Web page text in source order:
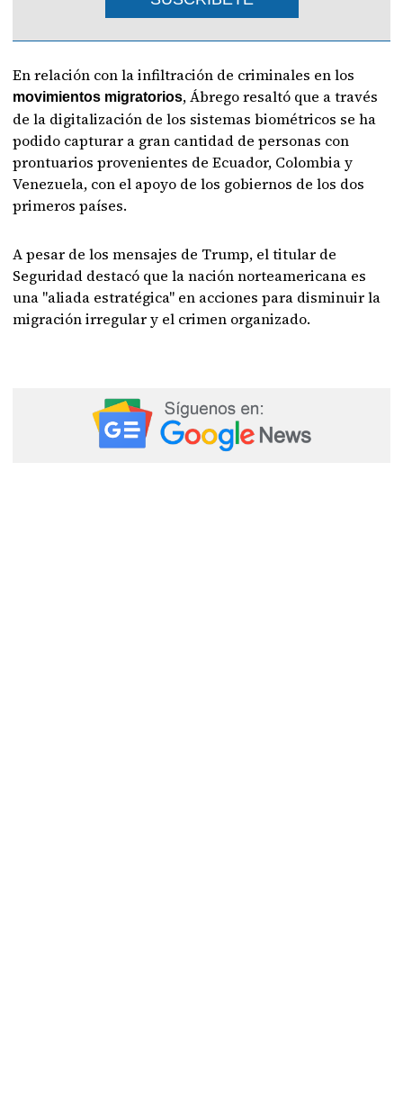
En relación con la infiltración de criminales en los
movimientos migratorios, Ábrego resaltó que a través
de la digitalización de los sistemas biométricos se ha
podido capturar a gran cantidad de personas con
prontuarios provenientes de Ecuador, Colombia y
Venezuela, con el apoyo de los gobiernos de los dos
primeros países.
A pesar de los mensajes de Trump, el titular de
Seguridad destacó que la nación norteamericana es
una "aliada estratégica" en acciones para disminuir la
migración irregular y el crimen organizado.